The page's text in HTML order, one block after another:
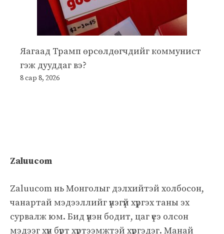
Яагаад Трамп өрсөлдөгчдийг коммунист
гэж дууддаг вэ?
8 сар 8, 2026
Zaluucom
Zaluucom нь Монголыг дэлхийтэй холбосон,
чанартай мэдээллийг үнэгүй хүргэх таны эх
сурвалж юм. Бид үнэн бодит, цаг үеэ олсон
мэдээг хүн бүрт хүртээмжтэй хүргэдэг. Манай